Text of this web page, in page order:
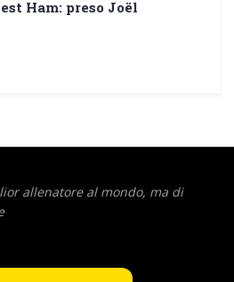
Ham: preso Joël
allenatore al mondo, ma di